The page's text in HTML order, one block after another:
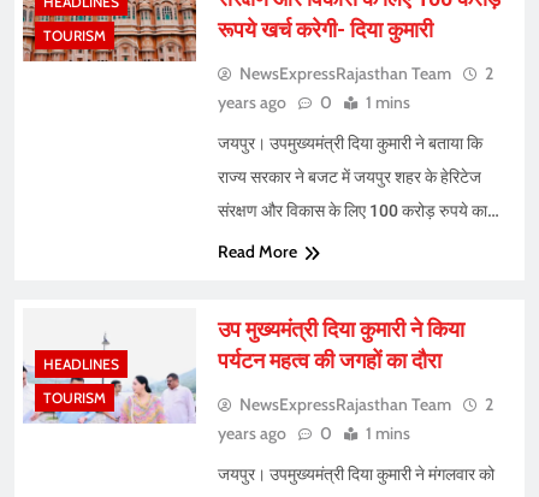
TOURISM
रूपये खर्च करेगी- दिया कुमारी
NewsExpressRajasthan Team
2
years ago
0 1 mins
जयपुर। उपमुख्यमंत्री दिया कुमारी ने बताया कि
राज्य सरकार ने बजट में जयपुर शहर के हेरिटेज
संरक्षण और विकास के लिए 100 करोड़ रुपये का…
Read More
HEADLINES
TOURISM
उप मुख्यमंत्री दिया कुमारी ने किया
पर्यटन महत्व की जगहों का दौरा
NewsExpressRajasthan Team
2
years ago
0 1 mins
जयपुर। उपमुख्यमंत्री दिया कुमारी ने मंगलवार को